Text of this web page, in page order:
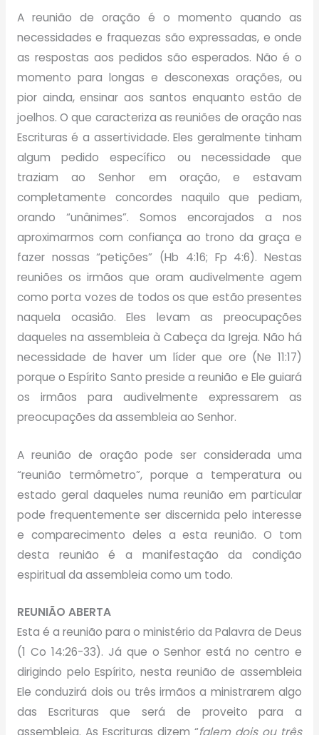
A reunião de oração é o momento quando as
necessidades e fraquezas são expressadas, e onde
as respostas aos pedidos são esperados. Não é o
momento para longas e desconexas orações, ou
pior ainda, ensinar aos santos enquanto estão de
joelhos. O que caracteriza as reuniões de oração nas
Escrituras é a assertividade. Eles geralmente tinham
algum pedido específico ou necessidade que
traziam ao Senhor em oração, e estavam
completamente concordes naquilo que pediam,
orando “unânimes”. Somos encorajados a nos
aproximarmos com confiança ao trono da graça e
fazer nossas “petições” (Hb 4:16; Fp 4:6). Nestas
reuniões os irmãos que oram audivelmente agem
como porta vozes de todos os que estão presentes
naquela ocasião. Eles levam as preocupações
daqueles na assembleia à Cabeça da Igreja. Não há
necessidade de haver um líder que ore (Ne 11:17)
porque o Espírito Santo preside a reunião e Ele guiará
os irmãos para audivelmente expressarem as
preocupações da assembleia ao Senhor.
A reunião de oração pode ser considerada uma
“reunião termômetro”, porque a temperatura ou
estado geral daqueles numa reunião em particular
pode frequentemente ser discernida pelo interesse
e comparecimento deles a esta reunião. O tom
desta reunião é a manifestação da condição
espiritual da assembleia como um todo.
REUNIÃO ABERTA
Esta é a reunião para o ministério da Palavra de Deus
(1 Co 14:26-33). Já que o Senhor está no centro e
dirigindo pelo Espírito, nesta reunião de assembleia
Ele conduzirá dois ou três irmãos a ministrarem algo
das Escrituras que será de proveito para a